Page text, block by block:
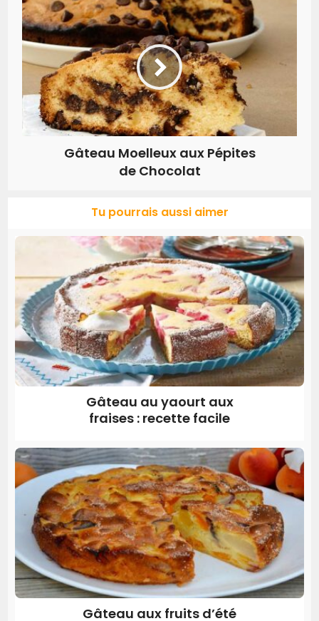
Gâteau Moelleux aux Pépites
de Chocolat
Tu pourrais aussi aimer
Gâteau au yaourt aux
fraises : recette facile
Gâteau aux fruits d’été